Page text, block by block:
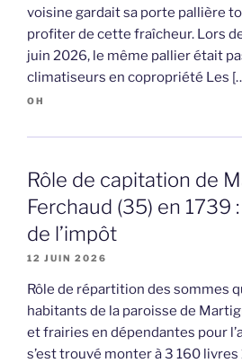
voisine gardait sa porte pallière
profiter de cette fraîcheur. Lors
juin 2026, le même pallier était
climatiseurs en copropriété Les
OH
Rôle de capitation de
Ferchaud (35) en 1739
de l’impôt
12 JUIN 2026
Rôle de répartition des sommes
habitants de la paroisse de
et frairies en dépendantes pour
s’est trouvé monter à 3 160 livres